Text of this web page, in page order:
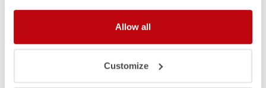
Allow all
Customize
Kwaliteitsnormen
Tiger Rack kunststof stellingkasten hebben het GS-TÜV